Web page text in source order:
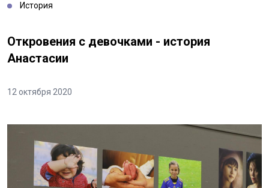
История
Откровения с девочками - история
Анастасии
12 октября 2020